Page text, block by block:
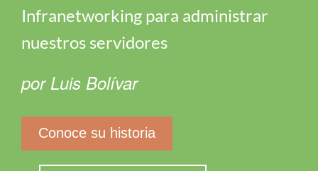
Infranetworking para administrar
nuestros servidores
por Luis Bolívar
Conoce su historia